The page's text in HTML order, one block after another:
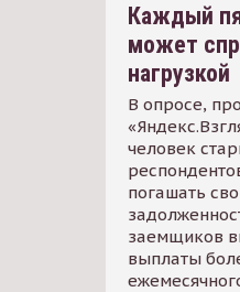
Каждый
может
нагрузкой
В опросе,
человек
погашать
заемщиков
выплаты